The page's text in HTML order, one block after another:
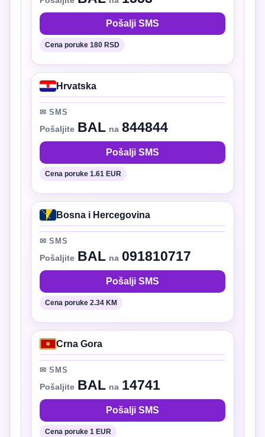
Pošalji SMS
Cena poruke 180 RSD
Hrvatska
✉ SMS
Pošaljite BAL na 844844
Pošalji SMS
Cena poruke 1.61 EUR
Bosna i Hercegovina
✉ SMS
Pošaljite BAL na 091810717
Pošalji SMS
Cena poruke 2.34 KM
Crna Gora
✉ SMS
Pošaljite BAL na 14741
Pošalji SMS
Cena poruke 1 EUR